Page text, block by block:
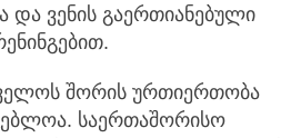
ვენის გაერთიანებული
შორის ურთიერთობა
საერთაშორისო